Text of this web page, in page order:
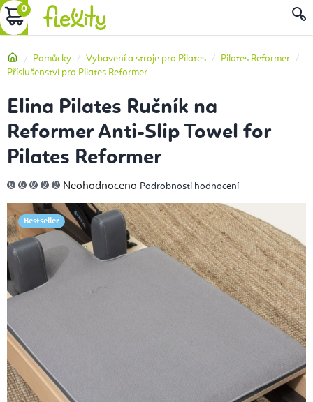
Přejít
na
NÁKUPNÍ
DomůPomůcky Vybavení a stroje pro Pilates
Pilates Reformer
Příslušenství pro Pilates Reformer
Elina Pilates Ručník na
Reformer Anti-Slip Towel for
Pilates Reformer
Průměrné
hodnocení
je
0,0
z
5
hvězdiček.
Neohodnoceno Podrobnosti hodnocení
Bestseller